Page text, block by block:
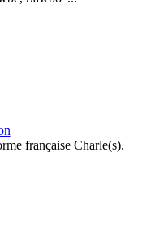
française Charle(s).